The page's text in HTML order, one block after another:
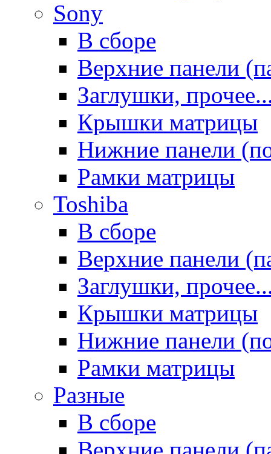
Sony
В сборе
Верхние панели
Заглушки,
Крышки матрицы
Нижние панели
Рамки матрицы
Toshiba
В сборе
Верхние панели
Заглушки,
Крышки матрицы
Нижние панели
Рамки матрицы
Разные
В сборе